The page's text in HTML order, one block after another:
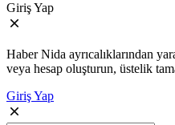
Giriş Yap
Haber Nida ayrıcalıklarından
veya hesap oluşturun, üstelik
Giriş Yap